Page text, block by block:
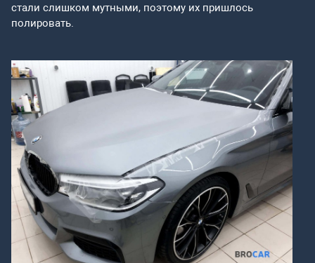
стали слишком мутными, поэтому их пришлось
полировать.